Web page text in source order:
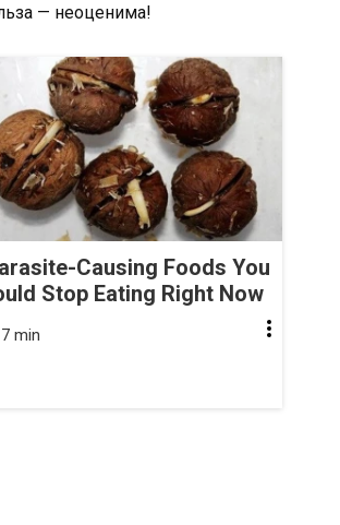
— неоценима!
Causing Foods You
Stop Eating Right Now
min